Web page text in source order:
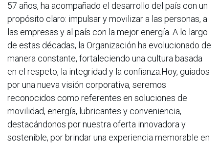
57 años, ha acompañado el desarrollo del país con un
propósito claro: impulsar y movilizar a las personas, a
las empresas y al país con la mejor energía. A lo largo
de estas décadas, la Organización ha evolucionado de
manera constante, fortaleciendo una cultura basada
en el respeto, la integridad y la confianza.Hoy, guiados
por una nueva visión corporativa, seremos
reconocidos como referentes en soluciones de
movilidad, energía, lubricantes y conveniencia,
destacándonos por nuestra oferta innovadora y
sostenible, por brindar una experiencia memorable en